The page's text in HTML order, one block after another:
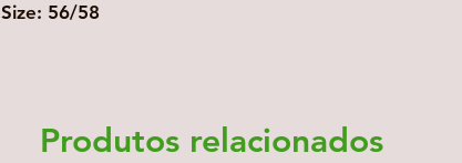
Size: 56/58
Produtos relacionados